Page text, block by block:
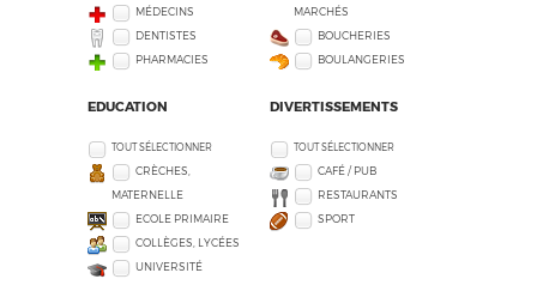
MÉDECINS
DENTISTES
PHARMACIES
MARCHÉS
BOUCHERIES
BOULANGERIES
EDUCATION
TOUT SÉLECTIONNER
CRÈCHES,
MATERNELLE
ECOLE PRIMAIRE
COLLÈGES, LYCÉES
UNIVERSITÉ
DIVERTISSEMENTS
TOUT SÉLECTIONNER
CAFÉ / PUB
RESTAURANTS
SPORT